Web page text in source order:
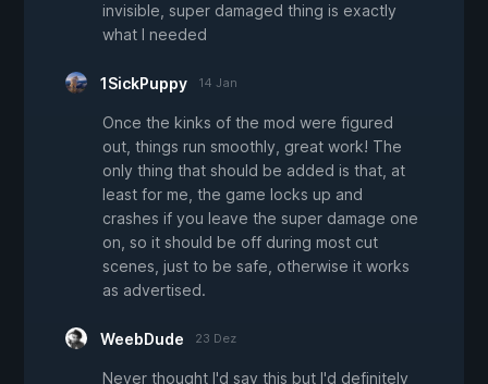
invisible, super damaged thing is exactly
what I needed
1SickPuppy 14 Jan
Once the kinks of the mod were figured
out, things run smoothly, great work! The
only thing that should be added is that, at
least for me, the game locks up and
crashes if you leave the super damage one
on, so it should be off during most cut
scenes, just to be safe, otherwise it works
as advertised.
WeebDude 23 Dez
Never thought I'd say this but I'd definitely